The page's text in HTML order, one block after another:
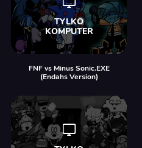
FNF vs Minus Sonic.EXE
(Endahs Version)